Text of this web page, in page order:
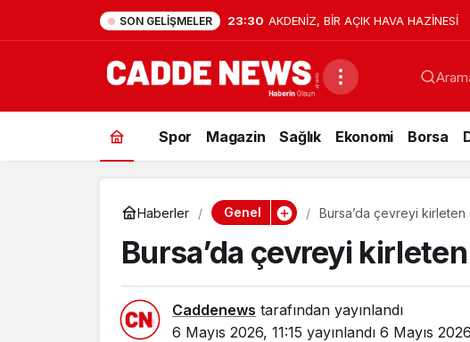
SON GELIŞMELER 23:30 AKDENİZ, BİR AÇIK HAVA HAZİNESİ
Spor Magazin Sağlık Ekonomi Borsa
Haberler Genel Bursa’da çevreyi
Bursa’da çevreyi
Caddenews tarafından yayınlandı
6 Mayıs 2026, 11:15 yayınlandı 6 Mayıs